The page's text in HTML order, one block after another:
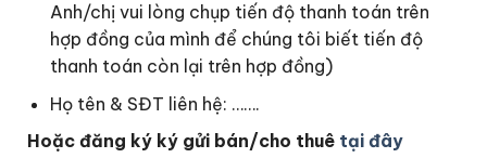
Anh/chị vui lòng chụp tiến độ thanh toán trên
hợp đồng của mình để chúng tôi biết tiến độ
thanh toán còn lại trên hợp đồng)
Họ tên & SĐT liên hệ: …….
Hoặc đăng ký ký gửi bán/cho thuê tại đây